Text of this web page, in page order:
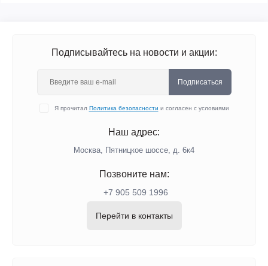
Подписывайтесь на новости и акции:
Подписаться
Я прочитал Политика безопасности и согласен с условиями
Наш адрес:
Москва, Пятницкое шоссе, д. 6к4
Позвоните нам:
+7 905 509 1996
Перейти в контакты